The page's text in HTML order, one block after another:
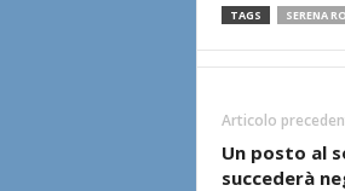
TAGS SERENA
Articolo
Un posto al
succederà